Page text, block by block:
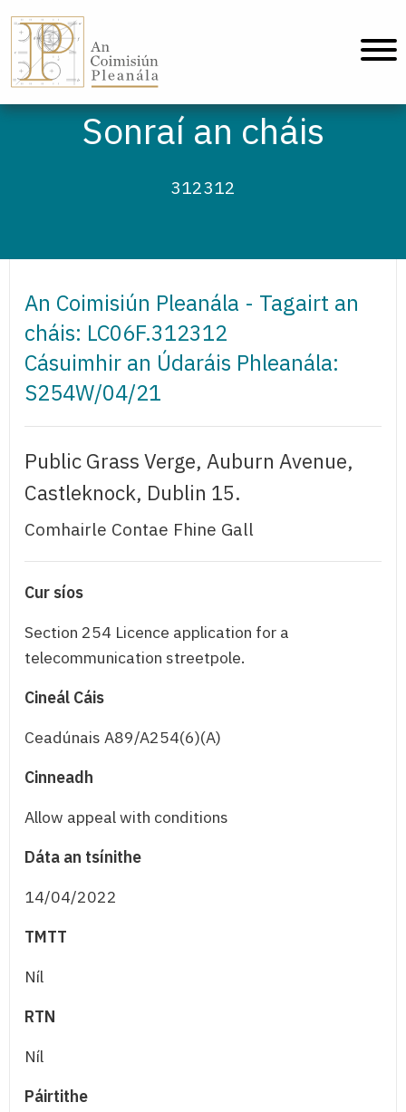
Sonraí an cháis
312312
An Coimisiún Pleanála - Tagairt an
cháis: LC06F.312312
Cásuimhir an Údaráis Phleanála:
S254W/04/21
Public Grass Verge, Auburn Avenue,
Castleknock, Dublin 15.
Comhairle Contae Fhine Gall
Cur síos
Section 254 Licence application for a
telecommunication streetpole.
Cineál Cáis
Ceadúnais A89/A254(6)(A)
Cinneadh
Allow appeal with conditions
Dáta an tsínithe
14/04/2022
TMTT
Níl
RTN
Níl
Páirtithe